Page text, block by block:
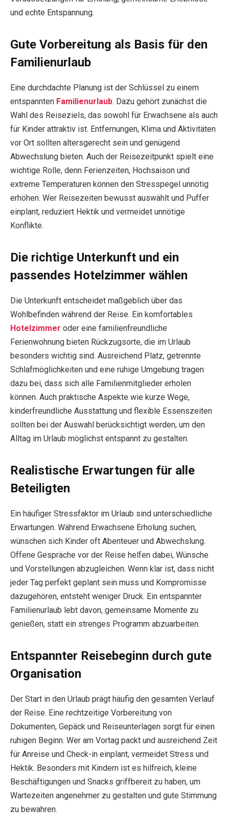
und echte Entspannung.
Gute Vorbereitung als Basis für den
Familienurlaub
Eine durchdachte Planung ist der Schlüssel zu einem
entspannten Familienurlaub. Dazu gehört zunächst die
Wahl des Reiseziels, das sowohl für Erwachsene als auch
für Kinder attraktiv ist. Entfernungen, Klima und Aktivitäten
vor Ort sollten altersgerecht sein und genügend
Abwechslung bieten. Auch der Reisezeitpunkt spielt eine
wichtige Rolle, denn Ferienzeiten, Hochsaison und
extreme Temperaturen können den Stresspegel unnötig
erhöhen. Wer Reisezeiten bewusst auswählt und Puffer
einplant, reduziert Hektik und vermeidet unnötige
Konflikte.
Die richtige Unterkunft und ein
passendes Hotelzimmer wählen
Die Unterkunft entscheidet maßgeblich über das
Wohlbefinden während der Reise. Ein komfortables
Hotelzimmer oder eine familienfreundliche
Ferienwohnung bieten Rückzugsorte, die im Urlaub
besonders wichtig sind. Ausreichend Platz, getrennte
Schlafmöglichkeiten und eine ruhige Umgebung tragen
dazu bei, dass sich alle Familienmitglieder erholen
können. Auch praktische Aspekte wie kurze Wege,
kinderfreundliche Ausstattung und flexible Essenszeiten
sollten bei der Auswahl berücksichtigt werden, um den
Alltag im Urlaub möglichst entspannt zu gestalten.
Realistische Erwartungen für alle
Beteiligten
Ein häufiger Stressfaktor im Urlaub sind unterschiedliche
Erwartungen. Während Erwachsene Erholung suchen,
wünschen sich Kinder oft Abenteuer und Abwechslung.
Offene Gespräche vor der Reise helfen dabei, Wünsche
und Vorstellungen abzugleichen. Wenn klar ist, dass nicht
jeder Tag perfekt geplant sein muss und Kompromisse
dazugehören, entsteht weniger Druck. Ein entspannter
Familienurlaub lebt davon, gemeinsame Momente zu
genießen, statt ein strenges Programm abzuarbeiten.
Entspannter Reisebeginn durch gute
Organisation
Der Start in den Urlaub prägt häufig den gesamten Verlauf
der Reise. Eine rechtzeitige Vorbereitung von
Dokumenten, Gepäck und Reiseunterlagen sorgt für einen
ruhigen Beginn. Wer am Vortag packt und ausreichend Zeit
für Anreise und Check-in einplant, vermeidet Stress und
Hektik. Besonders mit Kindern ist es hilfreich, kleine
Beschäftigungen und Snacks griffbereit zu haben, um
Wartezeiten angenehmer zu gestalten und gute Stimmung
zu bewahren.